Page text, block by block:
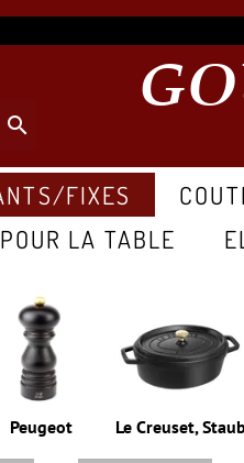
search
Peugeot Le Creuset, Staub
FIXES
POUR LA TABLE